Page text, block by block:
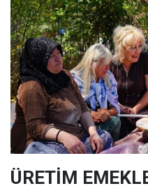
ÜRETİM